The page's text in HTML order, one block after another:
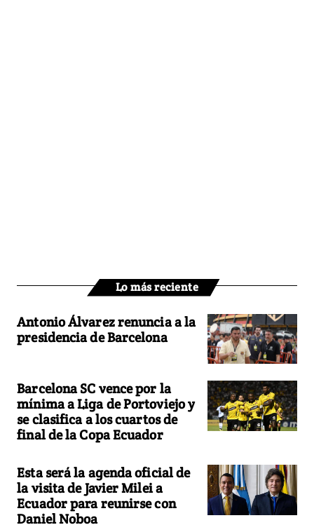
Lo más reciente
Antonio Álvarez renuncia a la
presidencia de Barcelona
Barcelona SC vence por la
mínima a Liga de Portoviejo y
se clasifica a los cuartos de
final de la Copa Ecuador
Esta será la agenda oficial de
la visita de Javier Milei a
Ecuador para reunirse con
Daniel Noboa